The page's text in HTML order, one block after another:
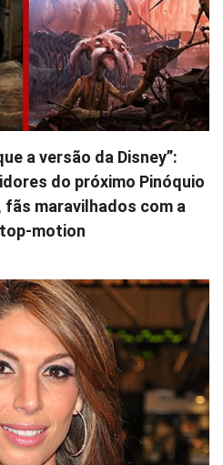
a versão da Disney”:
do próximo Pinóquio
fãs maravilhados com a
motion